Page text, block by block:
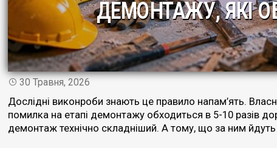
ДЕМОНТАЖУ, ЯКІ
30 Травня, 2026
Дослідні виконроби знають це правило напам’ять.
помилка на етапі демонтажу обходиться в 5-10 разів
демонтаж технічно складніший. А тому, що за ним йдуть